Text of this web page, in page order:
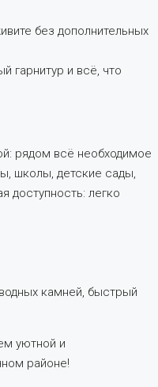
без дополнительных
гарнитур и всё, что
рядом всё необходимое
школы, детские сады,
доступность: легко
камней, быстрый
уютной и
районе!